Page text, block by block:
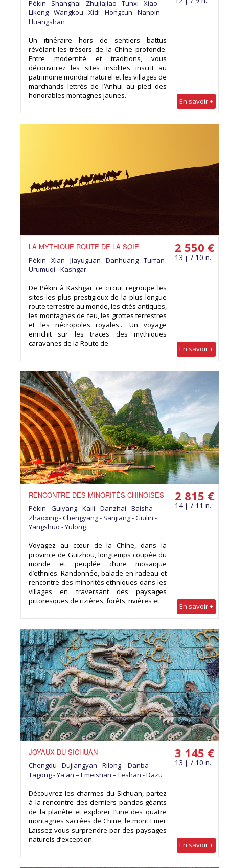
En savoir +
Pékin - Shanghai - Zhujiajiao - Tunxi - Xiao
Likeng - Wangkou - Xidi - Hongcun - Nanpin -
Huangshan
Un itinéraire hors de sentiers battus
révélant les trésors de la Chine profonde.
Entre modernité et traditions, vous
découvrirez les sites insolites inscrit au
patrimoine mondial naturel et les villages de
marchands lettrés de l’Anhui au pied des
honorables montagnes jaunes.
2 550 €
13 j. / 10 n.
En savoir +
LA MYTHIQUE ROUTE DE LA SOIE
Pékin - Xian - Jiayuguan - Danhuang - Turfan -
Urumuqi - Kashgar
De Pékin à Kashgar ce circuit regroupe les
sites les plus prestigieux de la plus longue
route terrestre au monde, les cités antiques,
les montagnes de feu, les grottes terrestres
et les nécropoles royales... Un voyage
enrichit sur les traces des mythiques
caravanes de la Route de
2 815 €
14 j. / 11 n.
En savoir +
RENCONTRE DES MINORITÉS CHINOISES
Pékin - Guiyang - Kaili - Danzhai - Baisha -
Zhaoxing - Chengyang - Sanjiang - Guilin -
Yangshuo - Yulong
Voyagez au cœur de la Chine, dans la
province de Guizhou, longtemps coupée du
monde et peuplée d’une mosaïque
d’ethnies. Randonnée, balade en radeau et
rencontre des minorités ethniques dans les
villages en traversant des paysages
pittoresques de rizières, forêts, rivières et
3 145 €
13 j. / 10 n.
En savoir +
JOYAUX DU SICHUAN
Chengdu - Dujiangyan - Rilong – Danba -
Tagong - Ya'an – Emeishan – Leshan - Dazu
Découvrez les charmes du Sichuan, partez
à la rencontre des derniers pandas géants
de la planète et explorer l’une des quatre
montagnes sacrées de Chine, le mont Emei.
Laissez-vous surprendre par des paysages
naturels d’exception.